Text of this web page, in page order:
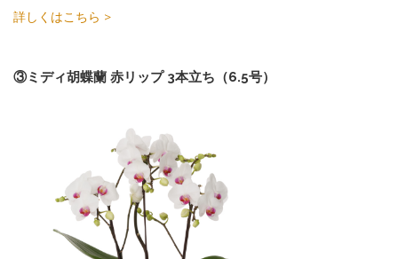
詳しくはこちら >
③ミディ胡蝶蘭 赤リップ 3本立ち（6.5号）